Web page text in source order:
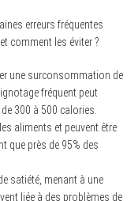
erreurs fréquentes
comment les éviter ?
une surconsommation de
fréquent peut
300 à 500 calories.
aliments et peuvent être
que près de 95% des
satiété, menant à une
liée à des problèmes de